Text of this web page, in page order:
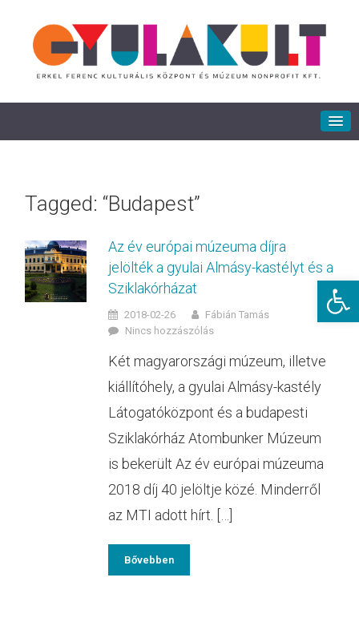
Tagged: “Budapest”
Az év európai múzeuma díjra
jelölték a gyulai Almásy-kastélyt és a
Sziklakórházat
2018-02-26
Fábián Tamás
Nincs hozzászólás
Két magyarországi múzeum, illetve
kiállítóhely, a gyulai Almásy-kastély
Látogatóközpont és a budapesti
Sziklakórház Atombunker Múzeum
is bekerült Az év európai múzeuma
2018 díj 40 jelöltje közé. Minderről
az MTI adott hírt. […]
Bővebben